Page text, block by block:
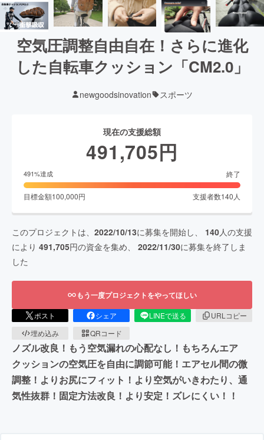
空気圧調整自由自在！さらに進化
した自転車クッション「CM2.0」
newgoodsinovation スポーツ
現在の支援総額
491,705円
491%達成 終了
目標金額100,000円 支援者数140 人
このプロジェクトは、 2022/10/13に募集を開始し、 140人の支援
により 491,705円の資金を集め、 2022/11/30に募集を終了しま
した
もう一度プロジェクトをやってほしい
ポスト シェア LINEで送る
URLコピー
埋め込み
QRコード
ノズル改良！もう空気漏れの心配なし！もちろんエア
クッションの空気圧を自由に調節可能！エアセル間の微
調整！よりお尻にフィット！より空気がいきわたり、通
気性抜群！固定方法改良！より安定！ズレにくい！！